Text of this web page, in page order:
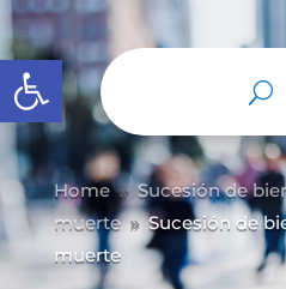
Abrir barra de herramientas
Home 9 Sucesión de
muerte 9 Sucesión de
muerte